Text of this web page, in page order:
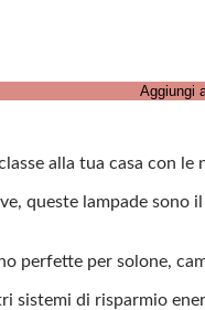
Aggiungi
alla tua casa con
queste lampade
perfette per solone,
sistemi di risparmio